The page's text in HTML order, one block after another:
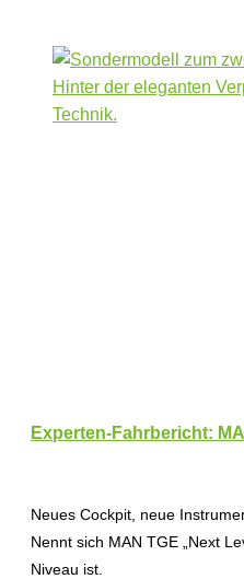
Experten-Fahrbericht:
Neues Cockpit, neue
Nennt sich MAN TGE „Next
Niveau ist.